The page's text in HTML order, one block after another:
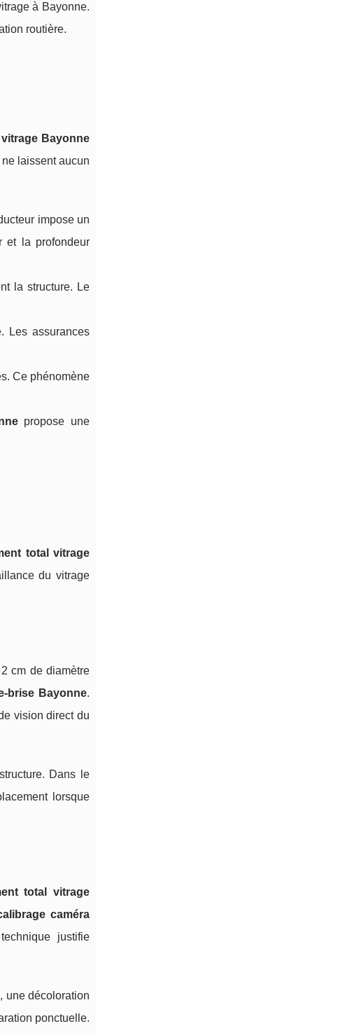
à Bayonne.
routière.
Bayonne
laissent aucun
impose un
et la profondeur
la structure. Le
Les assurances
Ce phénomène
propose une
total vitrage
du vitrage
cm de diamètre
brise Bayonne.
vision direct du
Dans le
lorsque
total vitrage
caméra
justifie
une décoloration
ponctuelle.